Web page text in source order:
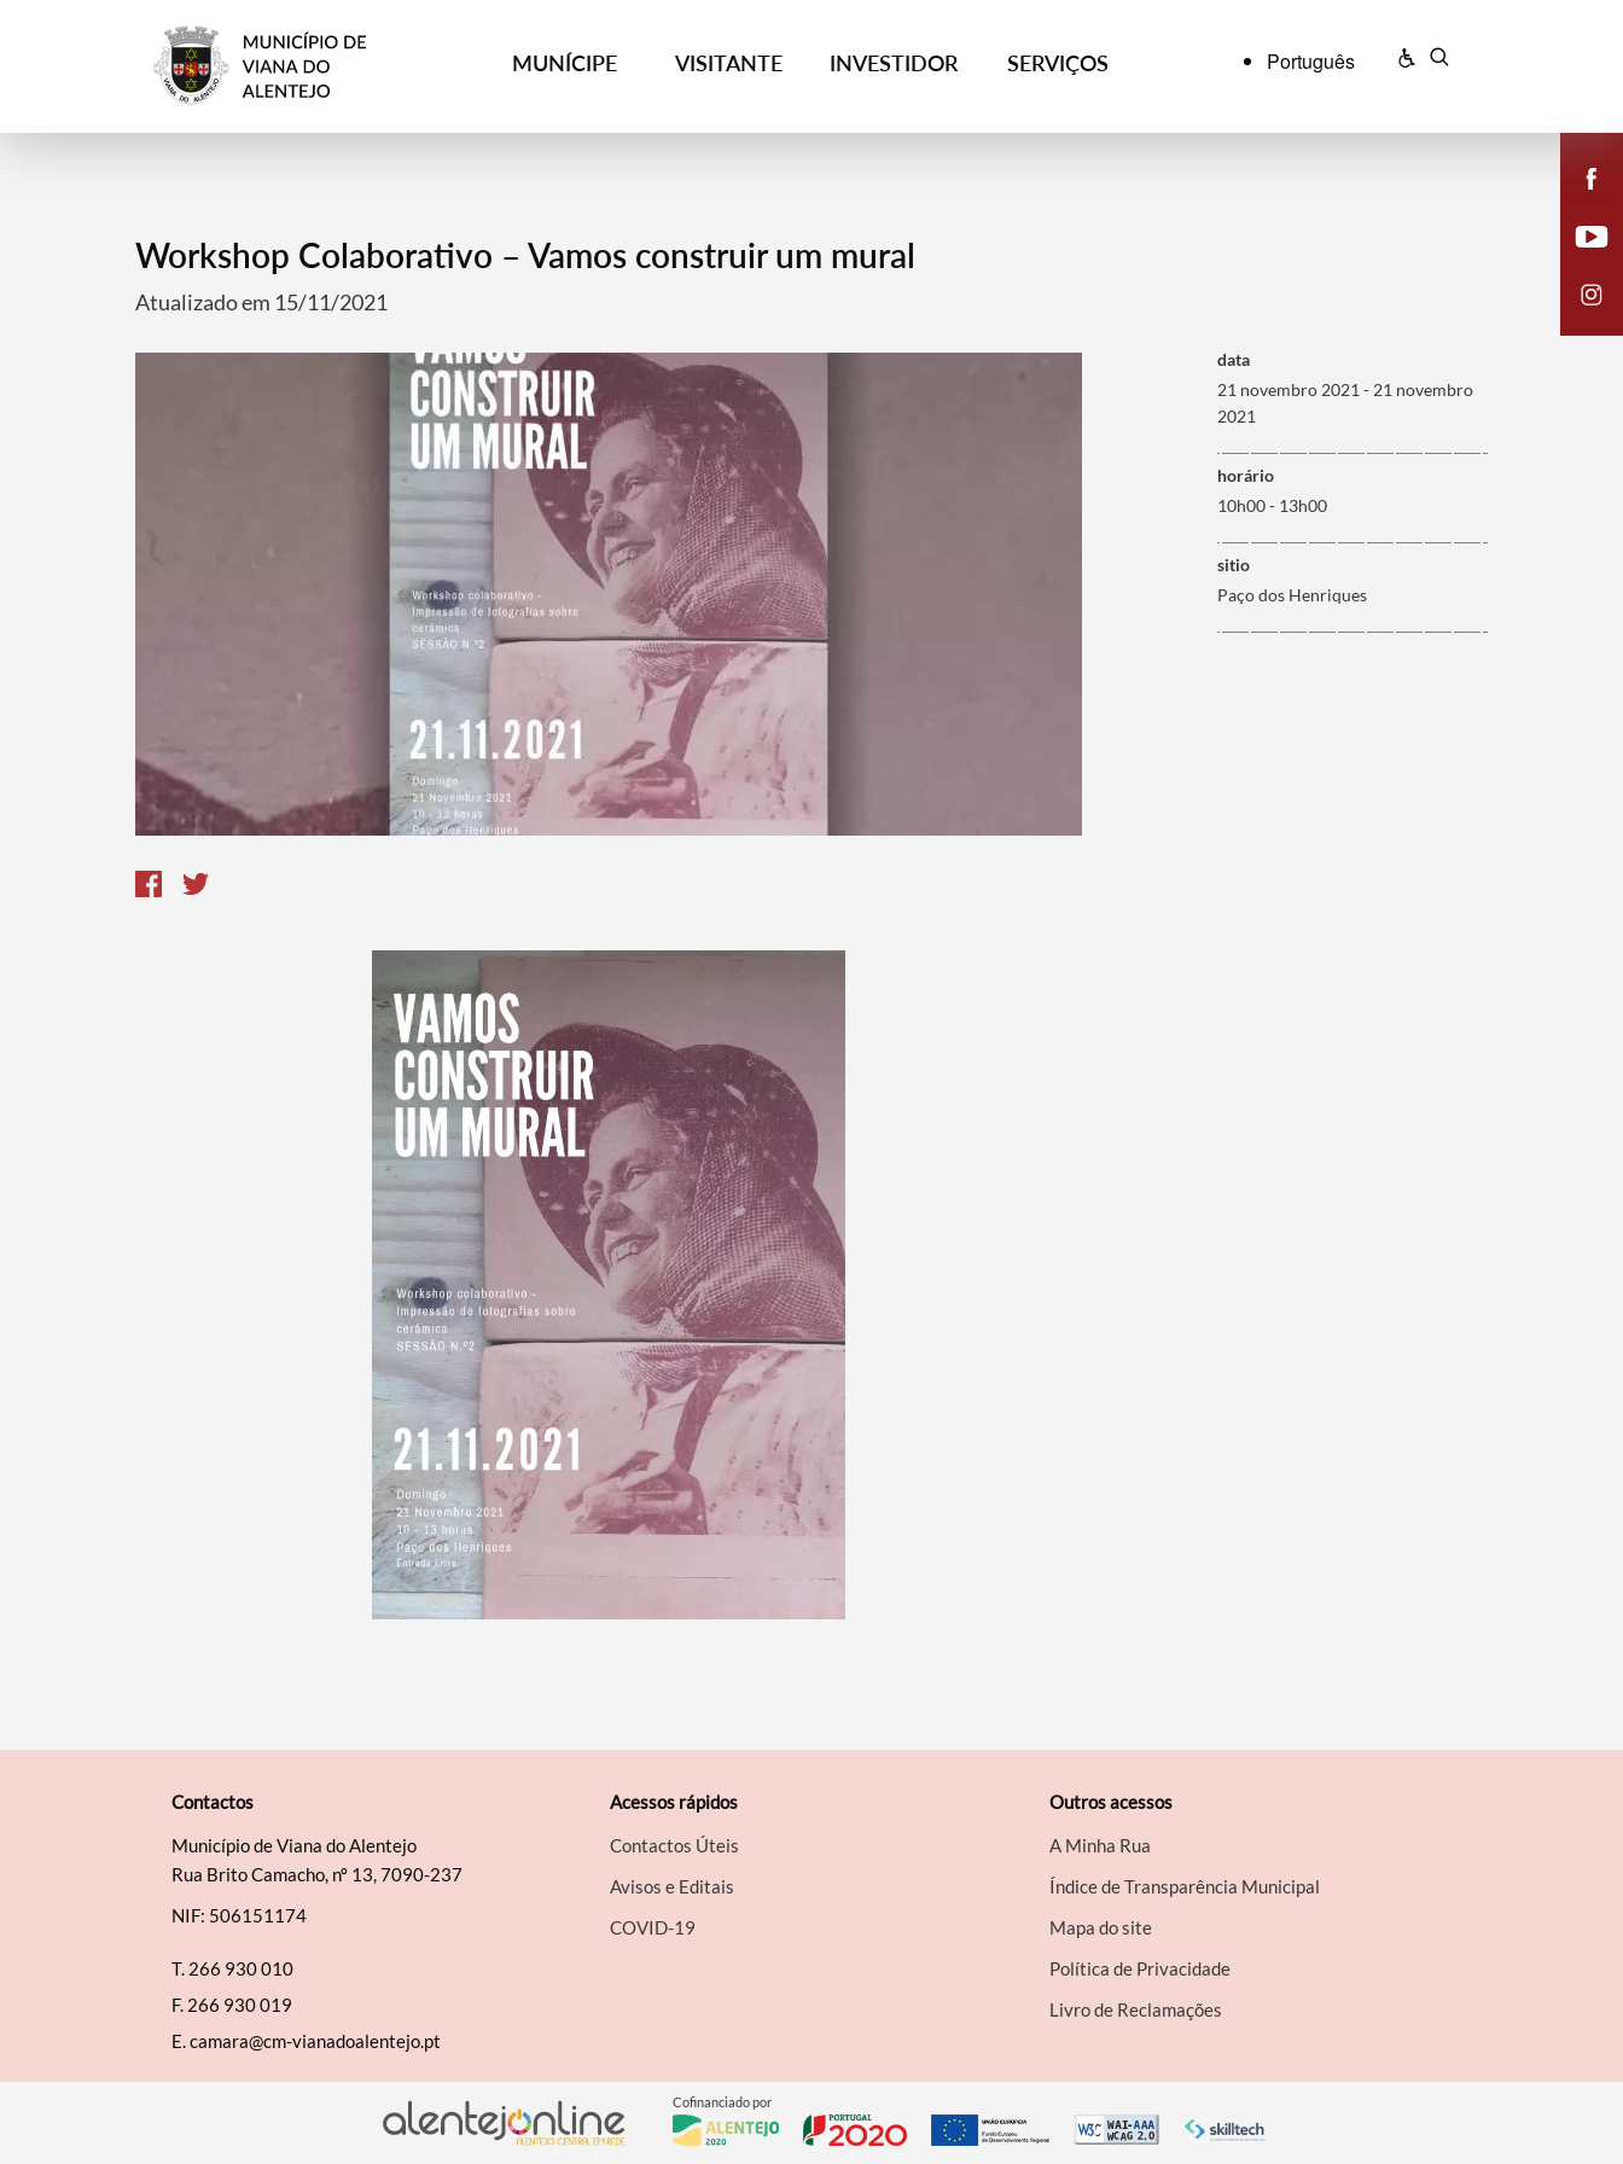
MUNÍCIPE VISITANTE INVESTIDOR SERVIÇOS Português
Categorias gerais
Workshop Colaborativo – Vamos construir um mural
Atualizado em 15/11/2021
data
21 novembro 2021 - 21 novembro
2021
horário
10h00 - 13h00
sitio
Paço dos Henriques
Contactos
Município de Viana do Alentejo
Rua Brito Camacho, nº 13, 7090-237
NIF: 506151174
T. 266 930 010
F. 266 930 019
E.camara@cm-vianadoalentejo.pt
Acessos rápidos
Contactos Úteis
Avisos e Editais
COVID-19
Outros acessos
A Minha Rua
Índice de Transparência Municipal
Mapa do site
Política de Privacidade
Livro de Reclamações
Cofinanciado por